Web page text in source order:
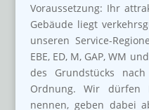
Voraussetzung: Ihr
Gebäude liegt
unseren Service-
EBE, ED, M, GAP, WM
des Grundstücks
Ordnung. Wir dürfen
nennen, geben dabei